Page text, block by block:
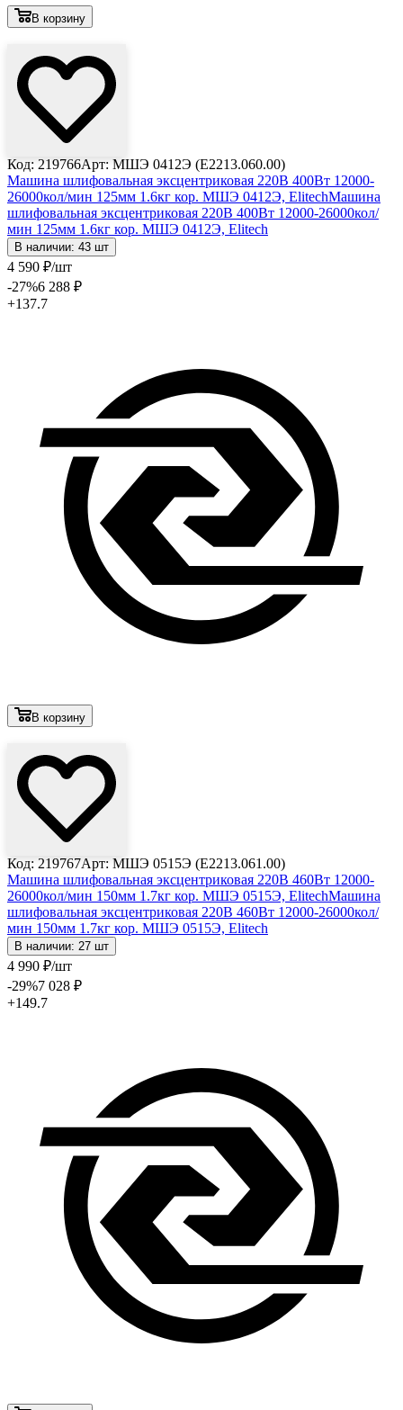
В корзину
Код: 219766Арт: МШЭ 0412Э (E2213.060.00)
Машина шлифовальная эксцентриковая 220В 400Вт 12000-
26000кол/мин 125мм 1.6кг кор. МШЭ 0412Э, ElitechМашина
шлифовальная эксцентриковая 220В 400Вт 12000-26000кол/
мин 125мм 1.6кг кор. МШЭ 0412Э, Elitech
В наличии: 43 шт
4 590 ₽/шт
-27%6 288 ₽
+137.7
В корзину
Код: 219767Арт: МШЭ 0515Э (E2213.061.00)
Машина шлифовальная эксцентриковая 220В 460Вт 12000-
26000кол/мин 150мм 1.7кг кор. МШЭ 0515Э, ElitechМашина
шлифовальная эксцентриковая 220В 460Вт 12000-26000кол/
мин 150мм 1.7кг кор. МШЭ 0515Э, Elitech
В наличии: 27 шт
4 990 ₽/шт
-29%7 028 ₽
+149.7